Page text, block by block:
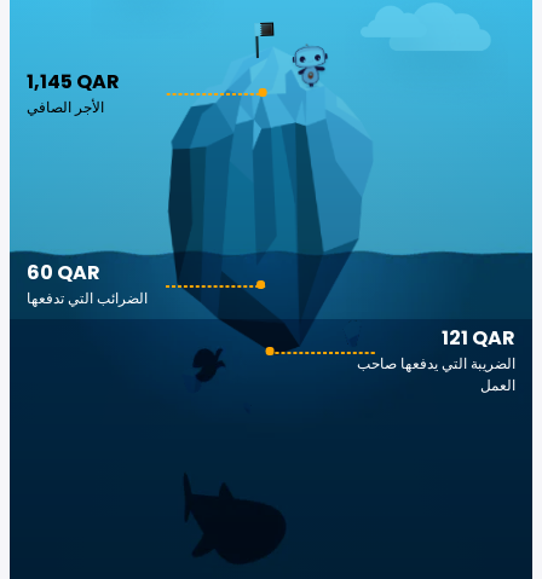
1,145 QAR
الأجر الصافي
121 QAR
الضريبة التي يدفعها صاحب
العمل
60 QAR
الضرائب التي تدفعها